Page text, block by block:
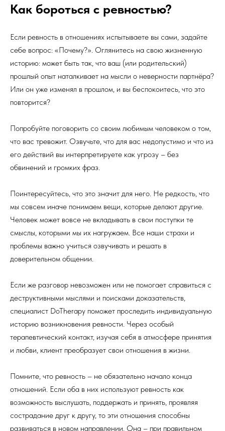
Как бороться с ревностью?
Если ревность в отношениях испытываете вы сами, задайте
себе вопрос: «Почему?». Оглянитесь на свою жизненную
историю: может быть так, что ваш (или родительский)
прошлый опыт наталкивает на мысли о неверности партнёра?
Или он уже изменял в прошлом, и вы беспокоитесь, что это
повторится?
Попробуйте поговорить со своим любимым человеком о том,
что вас тревожит. Озвучьте, что для вас недопустимо и что из
его действий вы интерпретируете как угрозу – без
обвинений и громких фраз.
Поинтересуйтесь, что это значит для него. Не редкость, что
мы совсем иначе понимаем вещи, которые делают другие.
Человек может вовсе не вкладывать в свои поступки те
смыслы, которыми мы их нагружаем. Все наши страхи и
проблемы важно учиться озвучивать и решать в
доверительном общении.
Если же разговор невозможен или не помогает справиться с
деструктивными мыслями и поисками доказательств,
специалист DoTherapy поможет проследить индивидуальную
историю возникновения ревности. Через особый
терапевтический контакт, изучая себя в атмосфере принятия
и любви, клиент преобразует свои отношения в жизни.
Помните, что ревность – не обязательно начало конца
отношений. Если оба в них используют ревность как
возможность выслушать, поддержать и принять, проявляя
сострадание друг к другу, то эти отношения способны
развиваться в новом направлении. Она – при правильном